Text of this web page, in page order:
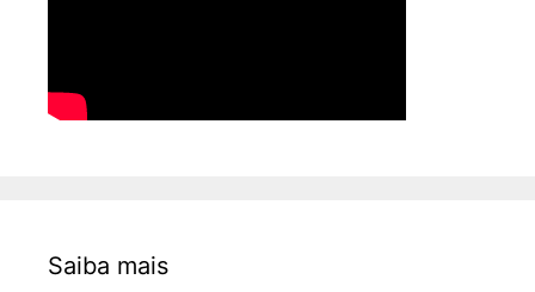
Saiba mais